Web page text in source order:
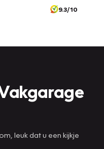
9.3/10
leuk dat u een kijkje